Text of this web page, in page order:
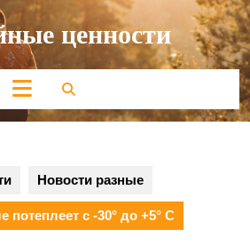
ценности
Кнопка
Открыть
Новости разные
потеплеет с -30° до +5° С